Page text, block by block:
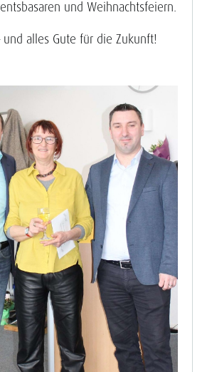
und Weihnachtsfeiern.
und alles Gute für die Zukunft!